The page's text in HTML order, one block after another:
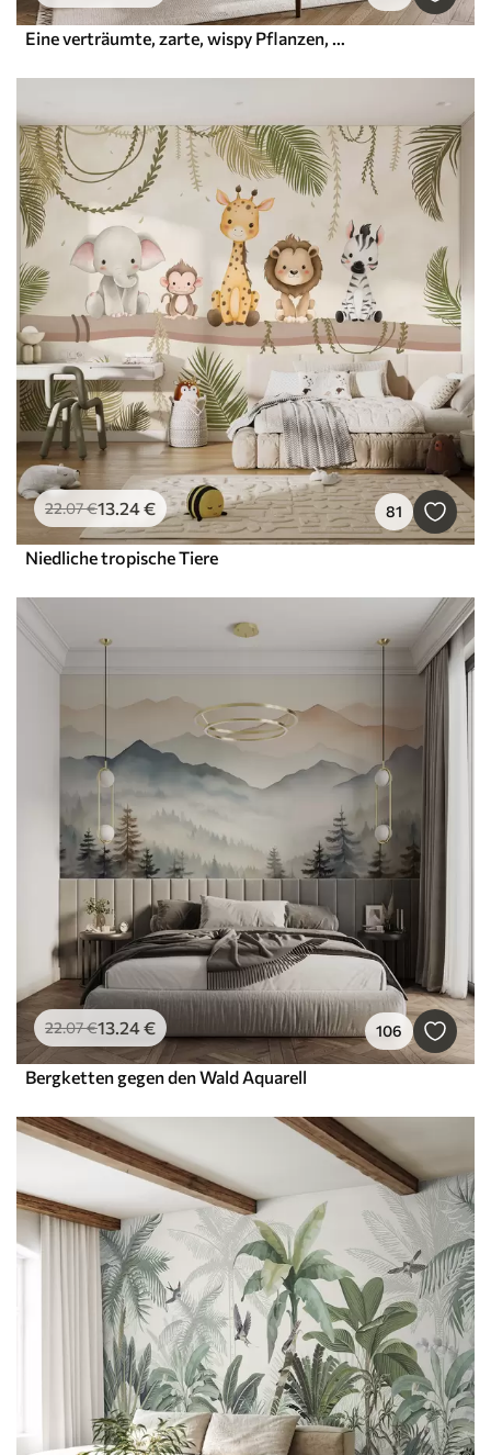
Eine verträumte, zarte, wispy Pflanzen, Ährchen und Blumen in braunen Pastellfarben vor einem dunstigen, strukturierten Hintergrund
22.07€13.24€ 81
Niedliche tropische Tiere
22.07€13.24€ 106
Bergketten gegen den Wald Aquarell